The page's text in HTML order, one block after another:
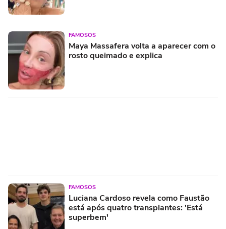
FAMOSOS
Maya Massafera volta a aparecer com o
rosto queimado e explica
FAMOSOS
Luciana Cardoso revela como Faustão
está após quatro transplantes: 'Está
superbem'